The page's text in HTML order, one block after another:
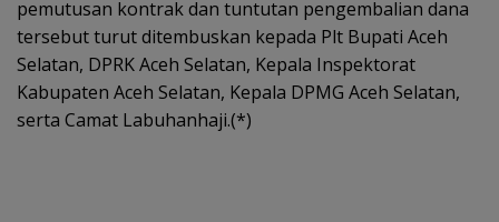
pemutusan kontrak dan tuntutan pengembalian dana
tersebut turut ditembuskan kepada Plt Bupati Aceh
Selatan, DPRK Aceh Selatan, Kepala Inspektorat
Kabupaten Aceh Selatan, Kepala DPMG Aceh Selatan,
serta Camat Labuhanhaji.(*)